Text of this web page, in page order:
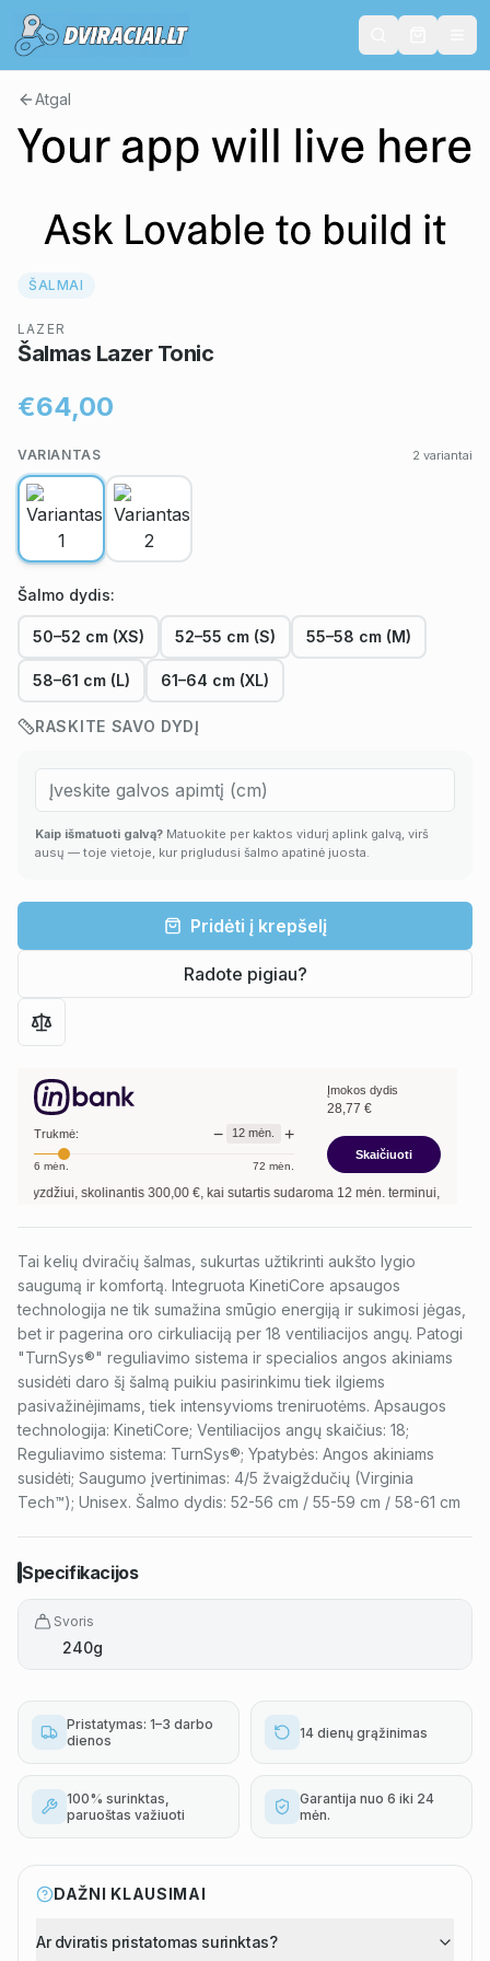
Atgal
ŠALMAI
LAZER
Šalmas Lazer Tonic
€64,00
VARIANTAS 2 variantai
Šalmo dydis:
50–52 cm (XS) 52–55 cm (S) 55–58 cm (M)
58–61 cm (L) 61–64 cm (XL)
RASKITE SAVO DYDĮ
Kaip išmatuoti galvą? Matuokite per kaktos vidurį aplink galvą, virš
ausų — toje vietoje, kur prigludusi šalmo apatinė juosta.
Pridėti į krepšelį
Radote pigiau?
Trukmė: − 12 mėn. +
6 mėn. 72 mėn.
Įmokos dydis
28,77 €
Skaičiuoti
skolinantis300,00€, kai sutartis sudaroma12mėn. terminui, metinė
Tai kelių dviračių šalmas, sukurtas užtikrinti aukšto lygio
saugumą ir komfortą. Integruota KinetiCore apsaugos
technologija ne tik sumažina smūgio energiją ir sukimosi jėgas,
bet ir pagerina oro cirkuliaciją per 18 ventiliacijos angų. Patogi
"TurnSys®" reguliavimo sistema ir specialios angos akiniams
susidėti daro šį šalmą puikiu pasirinkimu tiek ilgiems
pasivažinėjimams, tiek intensyvioms treniruotėms. Apsaugos
technologija: KinetiCore; Ventiliacijos angų skaičius: 18;
Reguliavimo sistema: TurnSys®; Ypatybės: Angos akiniams
susidėti; Saugumo įvertinimas: 4/5 žvaigždučių (Virginia
Tech™); Unisex. Šalmo dydis: 52-56 cm / 55-59 cm / 58-61 cm
Specifikacijos
Svoris
240g
Pristatymas: 1–3 darbo
dienos
14 dienų grąžinimas
100% surinktas,
paruoštas važiuoti
Garantija nuo 6 iki 24
mėn.
DAŽNI KLAUSIMAI
Ar dviratis pristatomas surinktas?